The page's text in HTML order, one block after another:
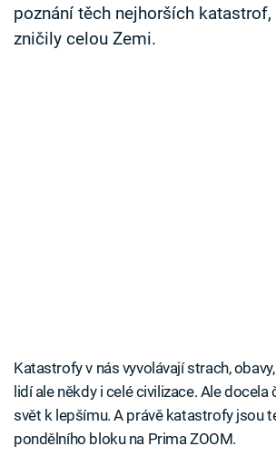
poznání těch nejhorších
zničily celou Zemi.
Katastrofy v nás vyvolávají strach,
lidí ale někdy i celé civilizace. Ale
svět k lepšímu. A právě katastrofy jsou
pondělního bloku na Prima ZOOM.